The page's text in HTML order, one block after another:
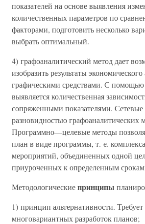
показателей на основе выявления
количественных параметров по
факторами, подготовить несколько
выбрать оптимальный.
4) графоаналитический метод дает
изобразить результаты экономического
графическими средствами. С помощью
выявляется количественная
сопряженными показателями.
разновидностью графоаналитических
Программно—целевые методы
план в виде программы, т. е.
мероприятий, объединенных одной
приуроченных к определенным
Методологическиепринципы
1) принцип альтернативности.
многовариантных разработок планов;